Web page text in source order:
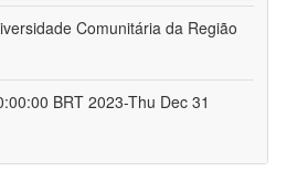
Comunitária da Região
BRT 2023-Thu Dec 31